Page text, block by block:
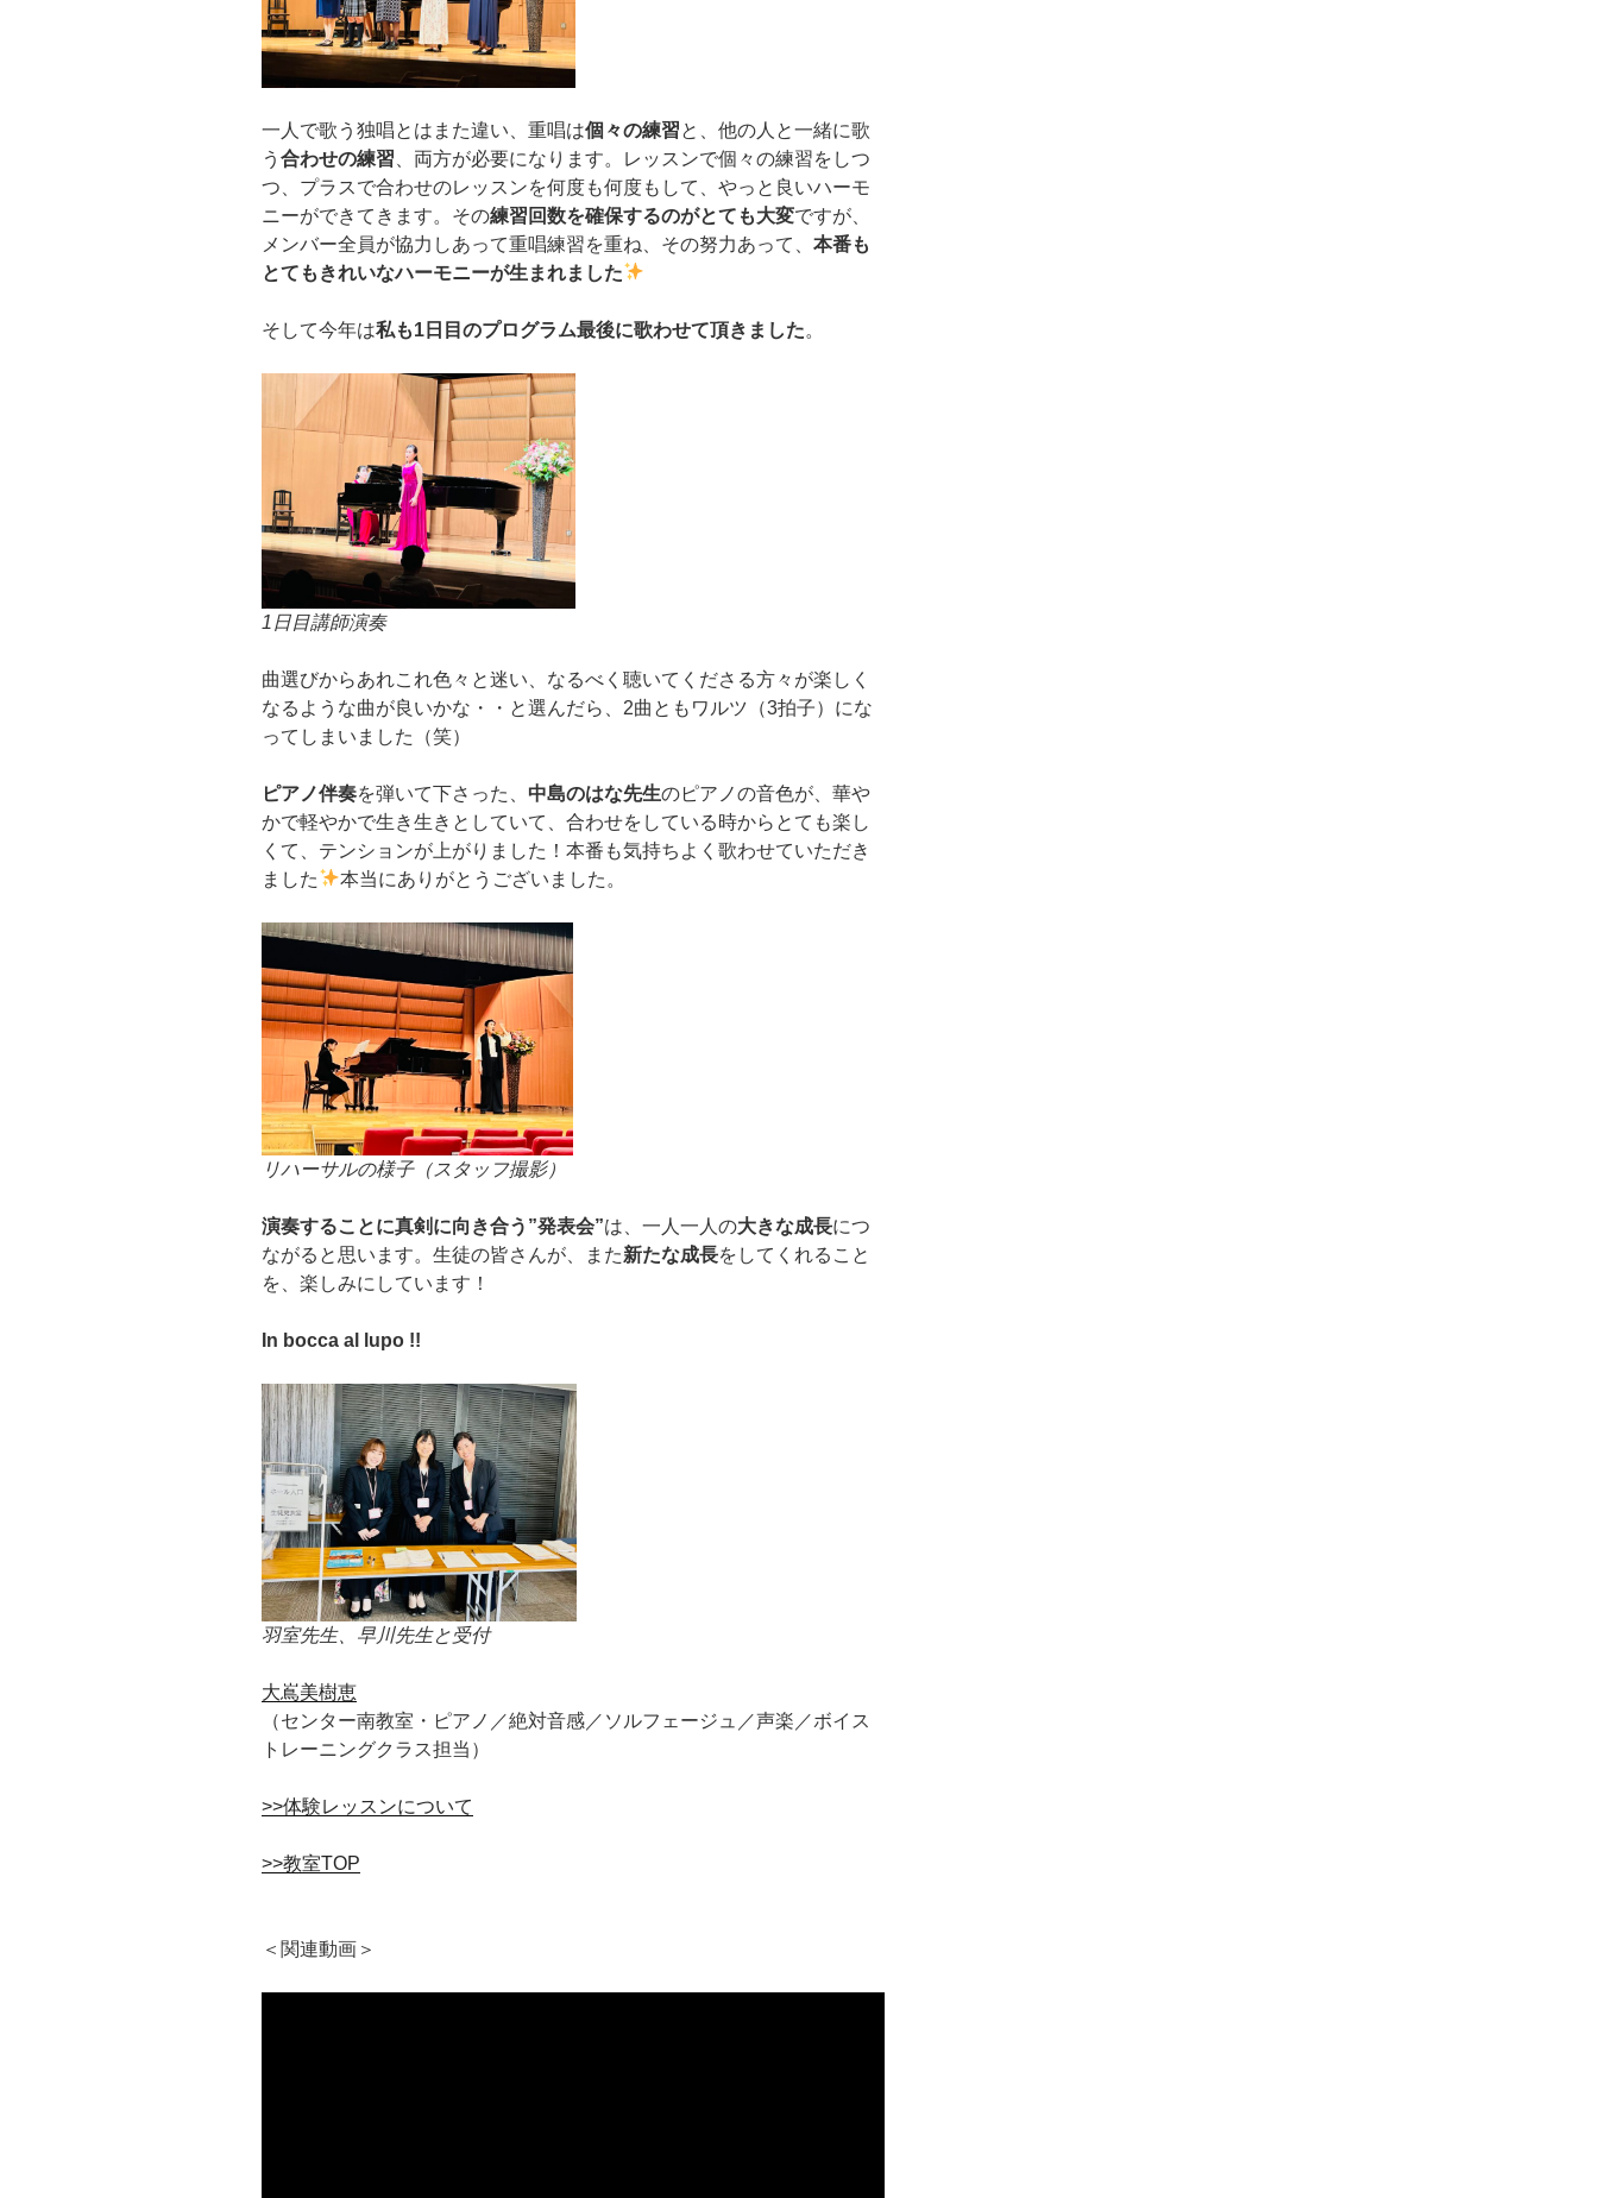
一人で歌う独唱とはまた違い、重唱は個々の練習と、他の人と一緒に歌
う 合わせの練習 、両方が必要になります。レッスンで個々の練習をしつ
つ、プラスで合わせのレッスンを何度も何度もして、やっと良いハーモ
ニーができてきます。その練習回数を確保するのがとても大変ですが、
メンバー全員が協力しあって重唱練習を重ね、その努力あって、 本番も
とてもきれいなハーモニーが生まれました
そして今年は私も1日目のプログラム最後に歌わせて頂きました。
1日目講師演奏
曲選びからあれこれ色々と迷い、なるべく聴いてくださる方々が楽しく
なるような曲が良いかな・・と選んだら、2曲ともワルツ（3拍子）にな
ってしまいました（笑）
ピアノ伴奏を弾いて下さった、 中島のはな先生のピアノの音色が、華や
かで軽やかで生き生きとしていて、合わせをしている時からとても楽し
くて、テンションが上がりました！本番も気持ちよく歌わせていただき
ました
本当にありがとうございました。
リハーサルの様子（スタッフ撮影）
演奏することに真剣に向き合う”発表会”は、一人一人の大きな成長につ
ながると思います。生徒の皆さんが、また新たな成長をしてくれること
を、楽しみにしています！
In bocca al lupo !!
羽室先生、早川先生と受付
大嶌美樹恵
（センター南教室・ピアノ／絶対音感／ソルフェージュ／声楽／ボイス
トレーニングクラス担当）
>>体験レッスンについて
>>教室TOP
＜関連動画＞